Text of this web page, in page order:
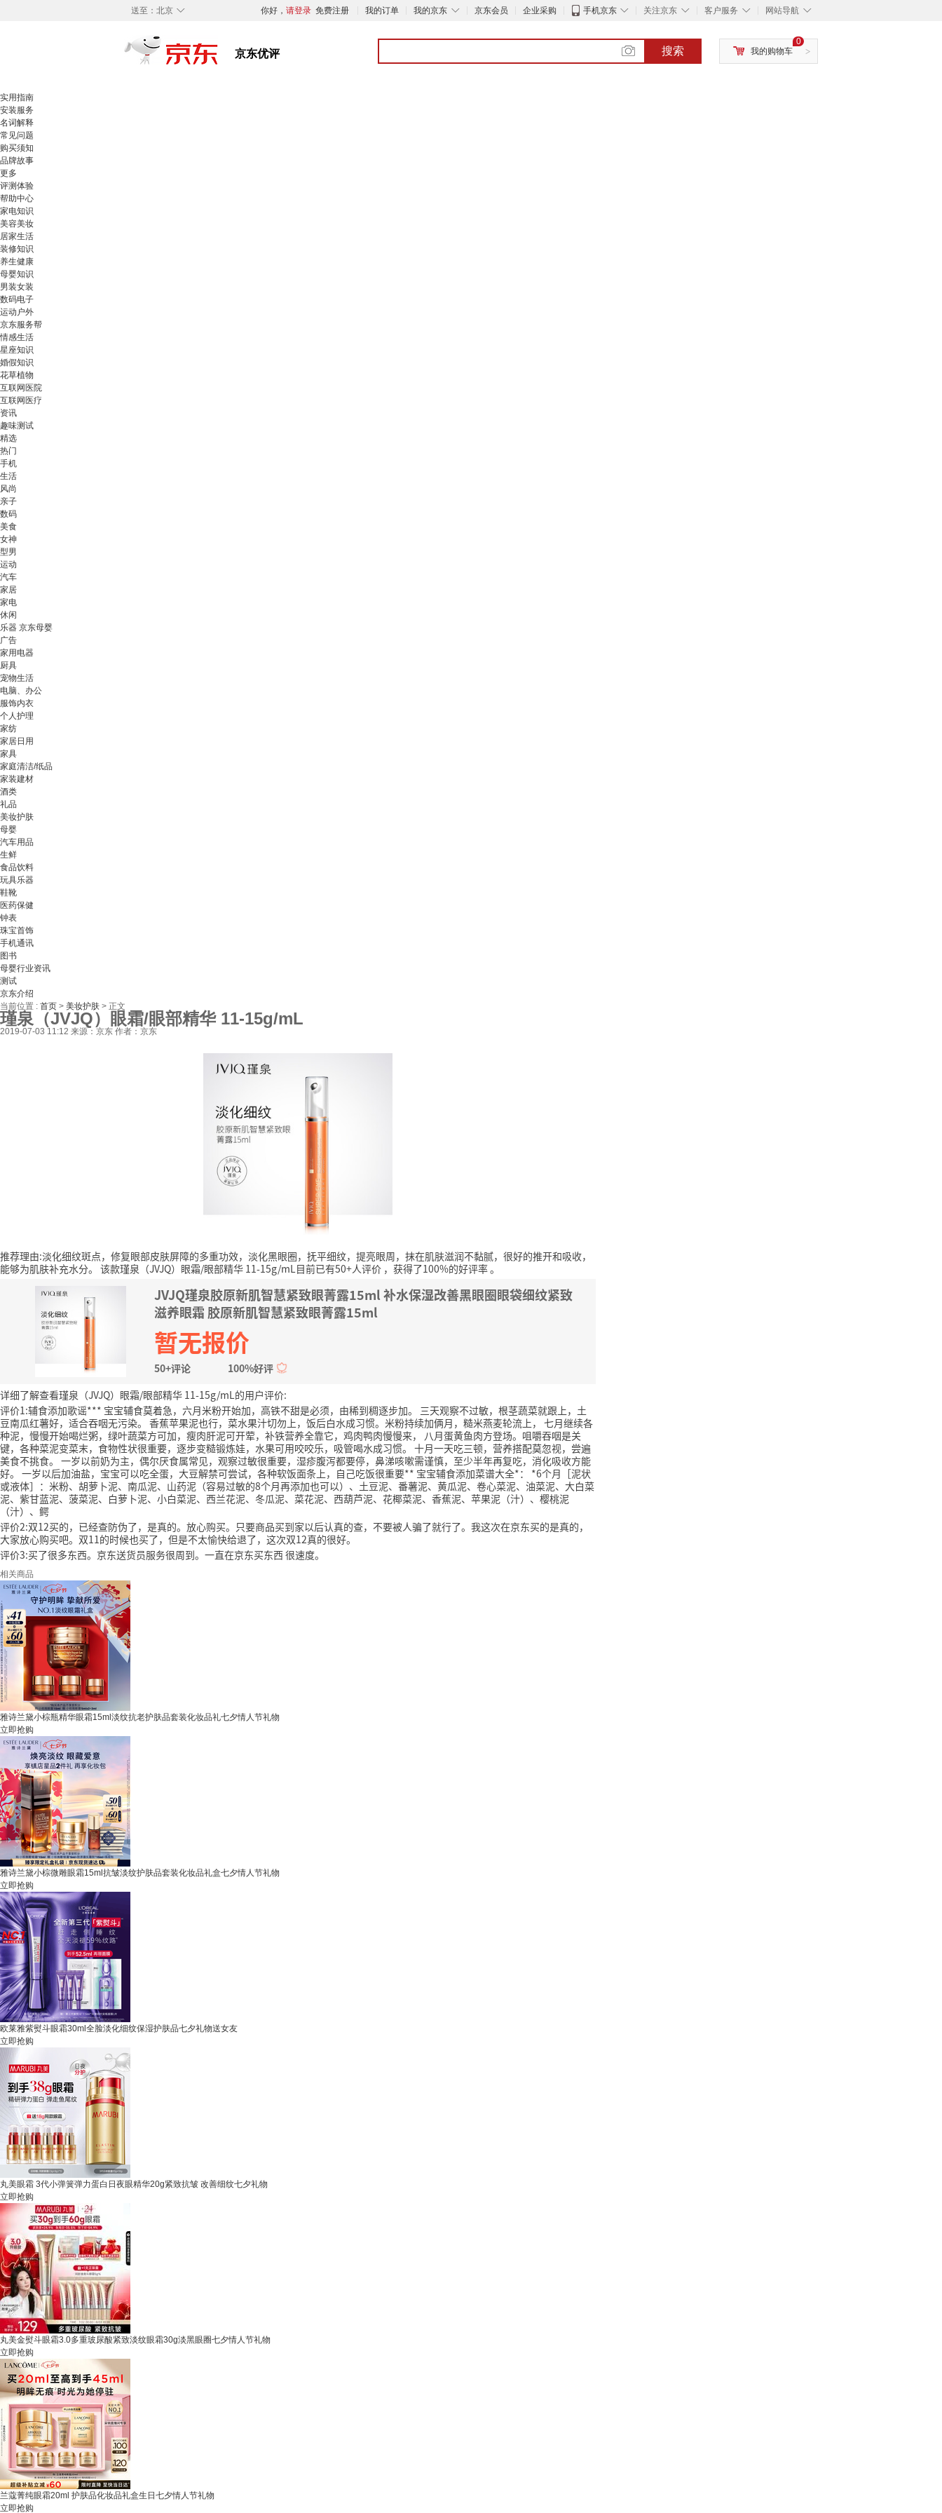
◇
送至： 北京 你好， 请登录 免费注册 我的订单 ◇
我的京东 京东会员 企业采购 ◇
手机京东 ◇
关注京东 ◇
客户服务 ◇
网站导航
搜索 >
0
我的购物车
实用指南
安装服务
名词解释
常见问题
购买须知
品牌故事
更多
评测体验
帮助中心
家电知识
美容美妆
居家生活
装修知识
养生健康
母婴知识
男装女装
数码电子
运动户外
京东服务帮
情感生活
星座知识
婚假知识
花草植物
互联网医院
互联网医疗
资讯
趣味测试
精选
热门
手机
生活
风尚
亲子
数码
美食
女神
型男
运动
汽车
家居
家电
休闲
乐器 京东母婴
广告
家用电器
厨具
宠物生活
电脑、办公
服饰内衣
个人护理
家纺
家居日用
家具
家庭清洁/纸品
家装建材
酒类
礼品
美妆护肤
母婴
汽车用品
生鲜
食品饮料
玩具乐器
鞋靴
医药保健
钟表
珠宝首饰
手机通讯
图书
母婴行业资讯
测试
京东介绍
当前位置 : 首页 > 美妆护肤 > 正文
瑾泉（JVJQ）眼霜/眼部精华 11-15g/mL
2019-07-03 11:12 来源：京东 作者：京东
推荐理由:淡化细纹斑点，修复眼部皮肤屏障的多重功效，淡化黑眼圈，抚平细纹，提亮眼周，抹在肌肤滋润不黏腻，很好的推开和吸收，
能够为肌肤补充水分。 该款瑾泉（JVJQ）眼霜/眼部精华 11-15g/mL目前已有50+人评价 ，获得了100%的好评率。
JVJQ瑾泉胶原新肌智慧紧致眼菁露15ml 补水保湿改善黑眼圈眼袋细纹紧致
滋养眼霜 胶原新肌智慧紧致眼菁露15ml
暂无报价
50+评论
100%好评
详细了解查看瑾泉（JVJQ）眼霜/眼部精华 11-15g/mL的用户评价:
评价1:辅食添加歌谣*** 宝宝辅食莫着急，六月米粉开始加，高铁不甜是必须，由稀到稠逐步加。 三天观察不过敏，根茎蔬菜就跟上，土
豆南瓜红薯好，适合吞咽无污染。 香蕉苹果泥也行，菜水果汁切勿上，饭后白水成习惯。米粉持续加俩月，糙米燕麦轮流上， 七月继续各
种泥，慢慢开始喝烂粥，绿叶蔬菜方可加，瘦肉肝泥可开荤，补铁营养全靠它，鸡肉鸭肉慢慢来， 八月蛋黄鱼肉方登场。咀嚼吞咽是关
键，各种菜泥变菜末，食物性状很重要，逐步变糙锻炼娃，水果可用咬咬乐，吸管喝水成习惯。 十月一天吃三顿，营养搭配莫忽视，尝遍
美食不挑食。 一岁以前奶为主，偶尔厌食属常见，观察过敏很重要，湿疹腹泻都要停，鼻涕咳嗽需谨慎，至少半年再复吃，消化吸收方能
好。 一岁以后加油盐，宝宝可以吃全蛋，大豆解禁可尝试，各种软饭面条上，自己吃饭很重要** 宝宝辅食添加菜谱大全*： *6个月［泥状
或液体］：米粉、胡萝卜泥、南瓜泥、山药泥（容易过敏的8个月再添加也可以）、土豆泥、番薯泥、黄瓜泥、卷心菜泥、油菜泥、大白菜
泥、紫甘蓝泥、菠菜泥、白萝卜泥、小白菜泥、西兰花泥、冬瓜泥、菜花泥、西葫芦泥、花椰菜泥、香蕉泥、苹果泥（汁）、樱桃泥
（汁）、鳄
评价2:双12买的，已经查防伪了，是真的。放心购买。只要商品买到家以后认真的查，不要被人骗了就行了。我这次在京东买的是真的，
大家放心购买吧。双11的时候也买了，但是不太愉快给退了，这次双12真的很好。
评价3:买了很多东西。京东送货员服务很周到。一直在京东买东西 很速度。
相关商品
雅诗兰黛小棕瓶精华眼霜15ml淡纹抗老护肤品套装化妆品礼七夕情人节礼物
立即抢购
雅诗兰黛小棕微雕眼霜15ml抗皱淡纹护肤品套装化妆品礼盒七夕情人节礼物
立即抢购
欧莱雅紫熨斗眼霜30ml全脸淡化细纹保湿护肤品七夕礼物送女友
立即抢购
丸美眼霜 3代小弹簧弹力蛋白日夜眼精华20g紧致抗皱 改善细纹七夕礼物
立即抢购
丸美金熨斗眼霜3.0多重玻尿酸紧致淡纹眼霜30g淡黑眼圈七夕情人节礼物
立即抢购
兰蔻菁纯眼霜20ml 护肤品化妆品礼盒生日七夕情人节礼物
立即抢购